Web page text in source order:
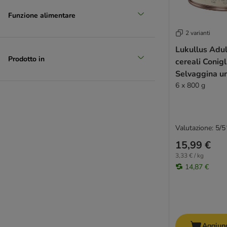
Funzione alimentare
Prodotto in
2 varianti
Lukullus
cereali
Selvaggina
6 x 800 g
15,99 €
3,33 € / kg
14,87 €
Valutazione: 5/5